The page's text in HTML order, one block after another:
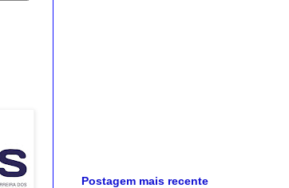
Postagem mais recente